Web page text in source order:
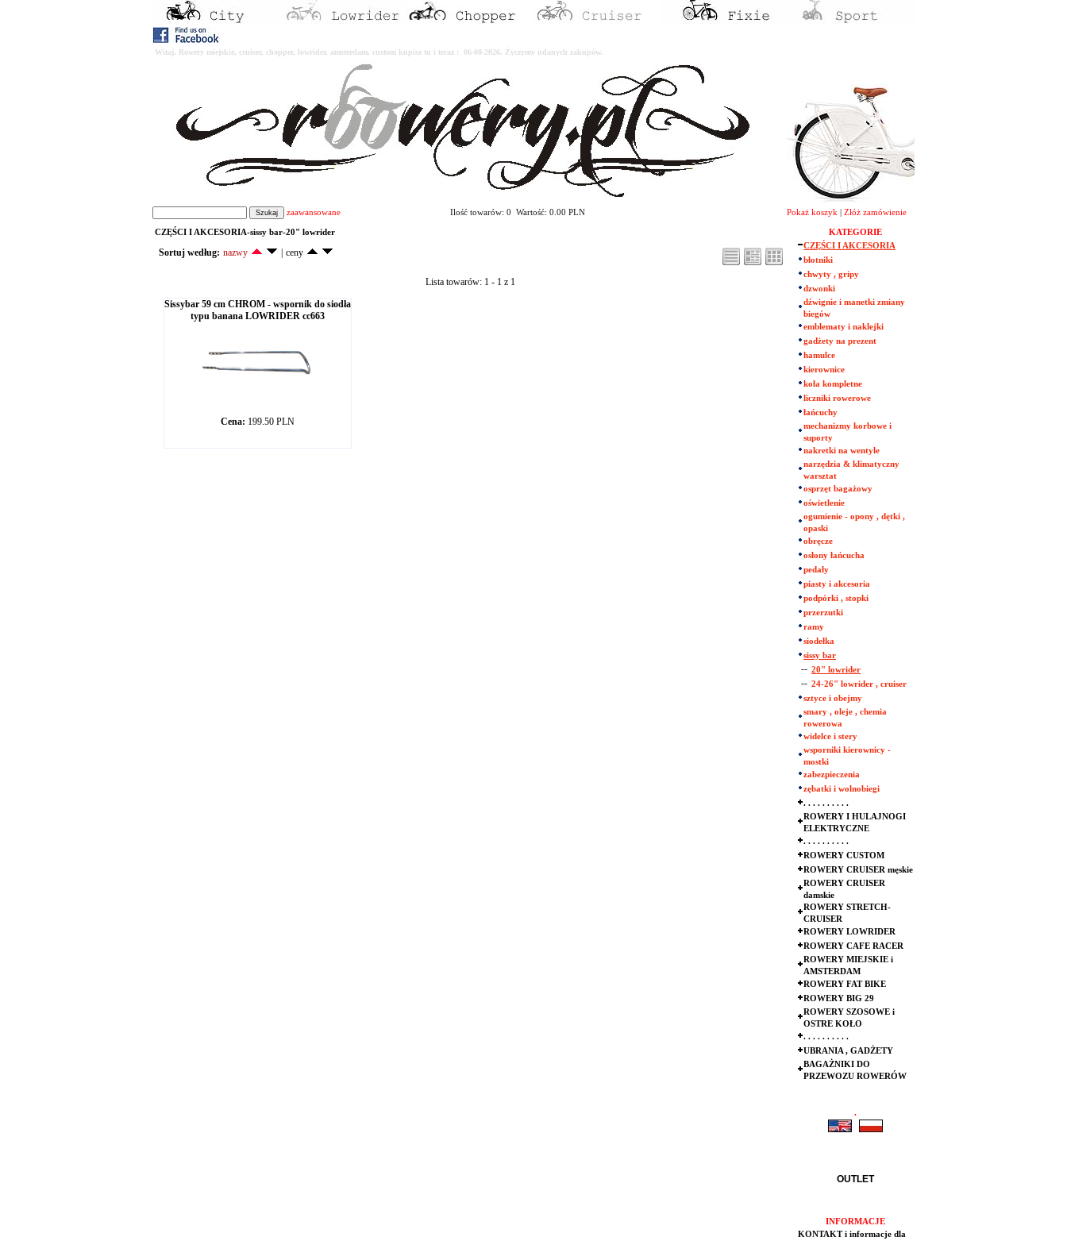
Witaj. Rowery miejskie, cruiser, chopper, lowrider, amsterdam, custom kupisz tu i teraz : 06-08-2026. Życzymy udanych zakupów.
zaawansowane Ilość towarów: 0 Wartość: 0.00 PLN Pokaż koszyk Złóż zamówienie
CZĘŚCI I AKCESORIA-sissy bar-20" lowrider
Sortuj według: nazwy ceny
Lista towarów: 1 - 1 z 1
Sissybar 59 cm CHROM - wspornik do siodła
typu banana LOWRIDER cc663
Cena: 199.50 PLN
KATEGORIE
CZĘŚCI I AKCESORIA
błotniki
chwyty , gripy
dzwonki
dźwignie i manetki zmiany
biegów
emblematy i naklejki
gadżety na prezent
hamulce
kierownice
koła kompletne
liczniki rowerowe
łańcuchy
mechanizmy korbowe i
suporty
nakretki na wentyle
narzędzia & klimatyczny
warsztat
osprzęt bagażowy
oświetlenie
ogumienie - opony , dętki ,
opaski
obręcze
osłony łańcucha
pedały
piasty i akcesoria
podpórki , stopki
przerzutki
ramy
siodełka
sissy bar
-- 20" lowrider
-- 24-26" lowrider , cruiser
sztyce i obejmy
smary , oleje , chemia
rowerowa
widelce i stery
wsporniki kierownicy -
mostki
zabezpieczenia
zębatki i wolnobiegi
. . . . . . . . . .
ROWERY I HULAJNOGI
ELEKTRYCZNE
. . . . . . . . . .
ROWERY CUSTOM
ROWERY CRUISER męskie
ROWERY CRUISER
damskie
ROWERY STRETCH-
CRUISER
ROWERY LOWRIDER
ROWERY CAFE RACER
ROWERY MIEJSKIE i
AMSTERDAM
ROWERY FAT BIKE
ROWERY BIG 29
ROWERY SZOSOWE i
OSTRE KOŁO
. . . . . . . . . .
UBRANIA , GADŻETY
BAGAŻNIKI DO
PRZEWOZU ROWERÓW
.
OUTLET
INFORMACJE
KONTAKT i informacje dla